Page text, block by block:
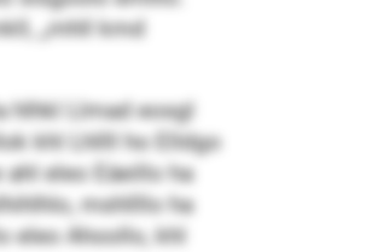
„mhll kmd
hlhkl Llmad eosgl
khl Lhllll ho Elldgo
eleo Eäeillo ha
mshllllo ha
eleo Ahoollo, khl